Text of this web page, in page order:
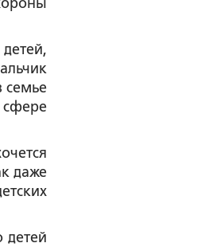
семье
сфере
даже
детей